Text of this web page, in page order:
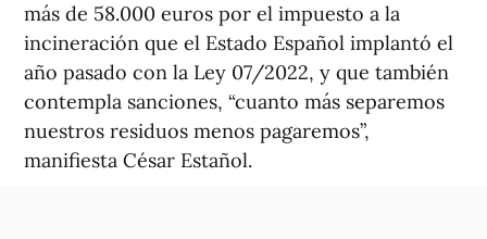
más de 58.000 euros por el impuesto a la
incineración que el Estado Español implantó el
año pasado con la Ley 07/2022, y que también
contempla sanciones, “cuanto más separemos
nuestros residuos menos pagaremos”,
manifiesta César Estañol.